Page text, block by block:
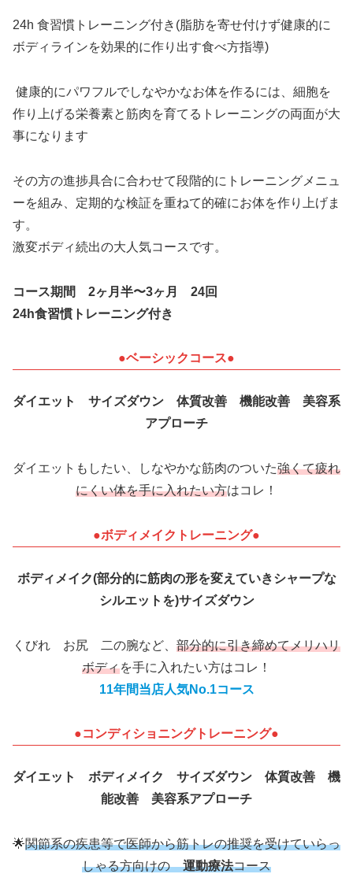
24h 食習慣トレーニング付き(脂肪を寄せ付けず健康的に
ボディラインを効果的に作り出す食べ方指導)
健康的にパワフルでしなやかなお体を作るには、細胞を
作り上げる栄養素と筋肉を育てるトレーニングの両面が大
事になります
その方の進捗具合に合わせて段階的にトレーニングメニュ
ーを組み、定期的な検証を重ねて的確にお体を作り上げま
す。
激変ボディ続出の大人気コースです。
コース期間 2ヶ月半〜3ヶ月 24回
24h食習慣トレーニング付き
●ベーシックコース●
ダイエット サイズダウン 体質改善 機能改善 美容系
アプローチ
ダイエットもしたい、しなやかな筋肉のついた強くて疲れ
にくい体を手に入れたい方はコレ！
●ボディメイクトレーニング●
ボディメイク(部分的に筋肉の形を変えていきシャープな
シルエットを)サイズダウン
くびれ お尻 二の腕など、 部分的に引き締めてメリハリ
ボディを手に入れたい方はコレ！
11年間当店人気No.1コース
●コンディショニングトレーニング●
ダイエット ボディメイク サイズダウン 体質改善 機
能改善 美容系アプローチ
🌟関節系の疾患等で医師から筋トレの推奨を受けていらっ
しゃる方向けの運動療法コース